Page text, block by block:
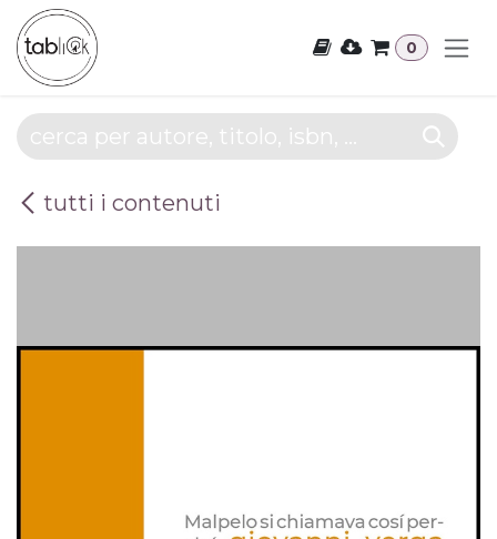
Passa al contenuto
0
tutti i contenuti